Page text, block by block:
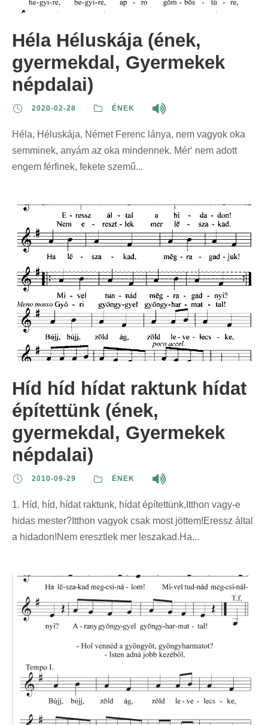
Héla Héluskája (ének,
gyermekdal, Gyermekek
népdalai)
2020-02-28 ÉNEK
Héla, Héluskája, Német Ferenc lánya, nem vagyok oka
semminek, anyám az oka mindennek. Mér‘ nem adott
engem férfinek, fekete szemű...
Híd híd hídat raktunk hídat
építettünk (ének,
gyermekdal, Gyermekek
népdalai)
2010-09-29 ÉNEK
1. Híd, híd, hídat raktunk, hídat építettünk,Itthon vagy-e
hidas mester?Itthon vagyok csak most jöttem!Eressz által
a hidadon!Nem eresztlek mer leszakad.Ha...